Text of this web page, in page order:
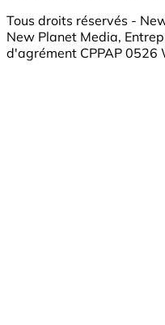
Tous droits réservés -
New Planet Media,
d'agrément CPPAP 0526